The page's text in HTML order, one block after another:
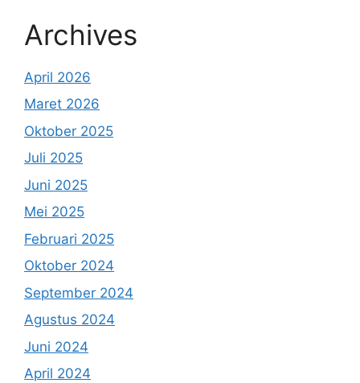
Archives
April 2026
Maret 2026
Oktober 2025
Juli 2025
Juni 2025
Mei 2025
Februari 2025
Oktober 2024
September 2024
Agustus 2024
Juni 2024
April 2024